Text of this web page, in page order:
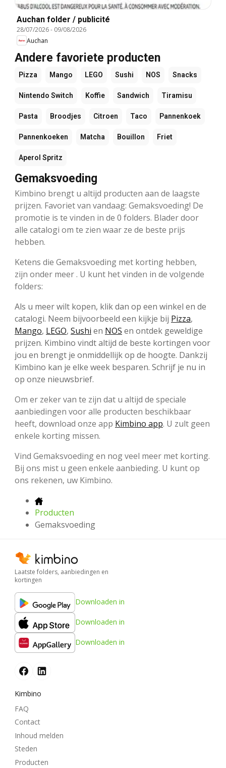
Auchan folder / publicité
28/07/2026- 09/08/2026
Auchan
Andere favoriete producten
Pizza Mango LEGO Sushi NOS Snacks
Nintendo Switch Koffie Sandwich Tiramisu
Pasta Broodjes Citroen Taco Pannenkoek
Pannenkoeken Matcha Bouillon Friet
Aperol Spritz
Gemaksvoeding
Kimbino brengt u altijd producten aan de laagste
prijzen. Favoriet van vandaag: Gemaksvoeding! De
promotie is te vinden in de 0 folders. Blader door
alle catalogi om te zien waar ze de beste prijs
hebben.
Ketens die Gemaksvoeding met korting hebben,
zijn onder meer . U kunt het vinden in de volgende
folders:
Als u meer wilt kopen, klik dan op een winkel en de
catalogi. Neem bijvoorbeeld een kijkje bij Pizza,
Mango, LEGO, Sushi en NOS en ontdek geweldige
prijzen. Kimbino vindt altijd de beste kortingen voor
jou en brengt je onmiddellijk op de hoogte. Dankzij
Kimbino kan je elke week besparen. Schrijf je nu in
op onze nieuwsbrief.
Om er zeker van te zijn dat u altijd de speciale
aanbiedingen voor alle producten beschikbaar
heeft, download onze app Kimbino app. U zult geen
enkele korting missen.
Vind Gemaksvoeding en nog veel meer met korting.
Bij ons mist u geen enkele aanbieding. U kunt op
ons rekenen, uw Kimbino.
Producten
Gemaksvoeding
Laatste folders, aanbiedingen en
kortingen
Downloaden in
Downloaden in
Downloaden in
Kimbino
FAQ
Contact
Inhoud melden
Steden
Producten